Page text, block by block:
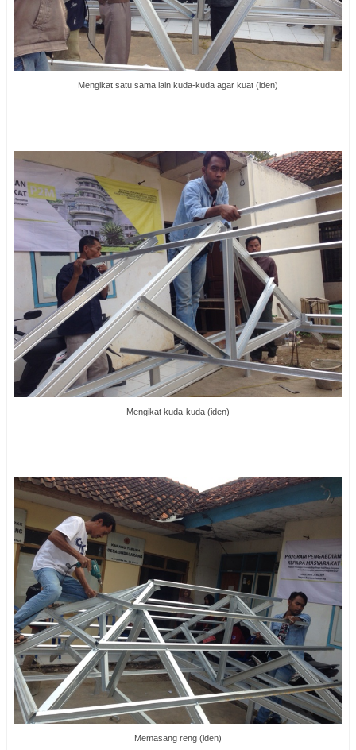
Mengikat satu sama lain kuda-kuda agar kuat (iden)
Mengikat kuda-kuda (iden)
Memasang reng (iden)